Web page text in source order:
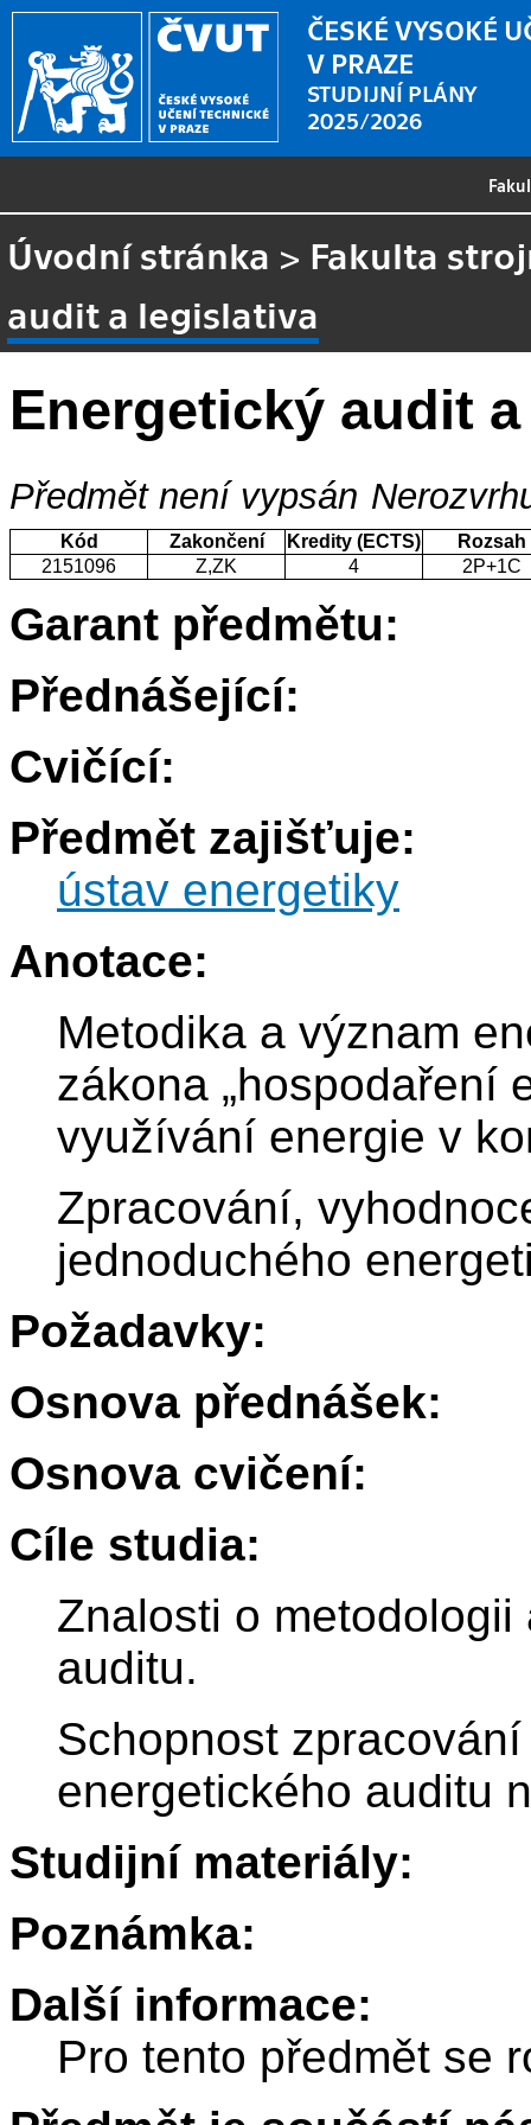
ČESKÉ VYSOKÉ
V PRAZE
STUDIJNÍ PLÁNY
2025/2026
Úvodní stránka > Fakulta
audit a legislativa
Energetický audit
Předmět není vypsán
Kód Zakončení Kredity (ECTS)
Rozsah
2151096
Z,ZK 4 2P+1C
Garant předmětu:
Přednášející:
Cvičící:
Předmět zajišťuje:
ústav energetiky
Anotace:
Metodika a význam
zákona „hospodaření
využívání energie v
Zpracování,
jednoduchého
Požadavky:
Osnova přednášek:
Osnova cvičení:
Cíle studia:
Znalosti o
auditu.
Schopnost
energetického auditu
Studijní materiály:
Poznámka:
Další informace:
Pro tento předmět se